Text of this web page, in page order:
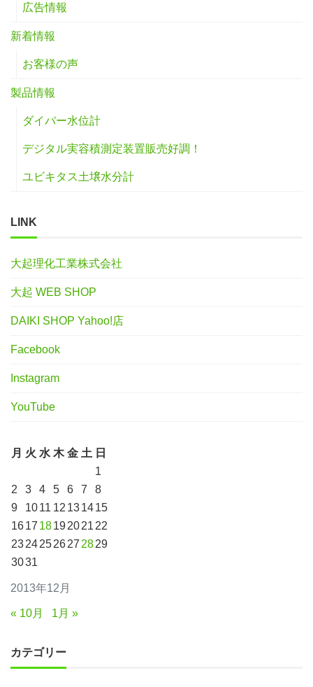
広告情報
新着情報
お客様の声
製品情報
ダイバー水位計
デジタル実容積測定装置販売好調！
ユビキタス土壌水分計
LINK
大起理化工業株式会社
大起 WEB SHOP
DAIKI SHOP Yahoo!店
Facebook
Instagram
YouTube
2013年12月
月 火 水 木 金 土 日
1
2
3 4 5 6 7
8
9
1011 12 131415
1617 18192021 22
2324252627 2829
3031
« 10月 1月 »
カテゴリー